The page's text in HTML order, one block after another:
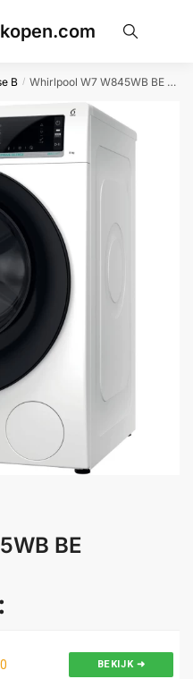
B / Whirlpool W7 W845WB BE Wasmachine Wit
BE
BEKIJK ➜